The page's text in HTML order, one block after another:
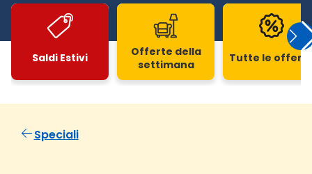
Saldi Estivi
Offerte della
settimana
Tutte le
Speciali